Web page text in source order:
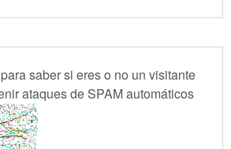
saber si eres o no un visitante
ataques de SPAM automáticos